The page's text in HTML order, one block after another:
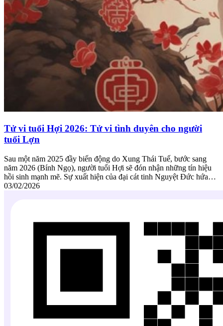
Tử vi tuổi Hợi 2026: Tử vi tình duyên cho người
tuổi Lợn
Sau một năm 2025 đầy biến động do Xung Thái Tuế, bước sang
năm 2026 (Bính Ngọ), người tuổi Hợi sẽ đón nhận những tín hiệu
hồi sinh mạnh mẽ. Sự xuất hiện của đại cát tinh Nguyệt Đức hứa…
03/02/2026